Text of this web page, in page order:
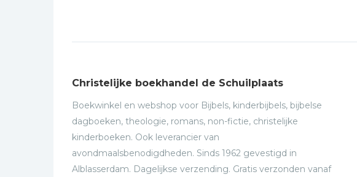
Christelijke boekhandel de Schuilplaats
Boekwinkel en webshop voor Bijbels, kinderbijbels, bijbelse
dagboeken, theologie, romans, non-fictie, christelijke
kinderboeken. Ook leverancier van
avondmaalsbenodigdheden. Sinds 1962 gevestigd in
Alblasserdam. Dagelijkse verzending. Gratis verzonden vanaf